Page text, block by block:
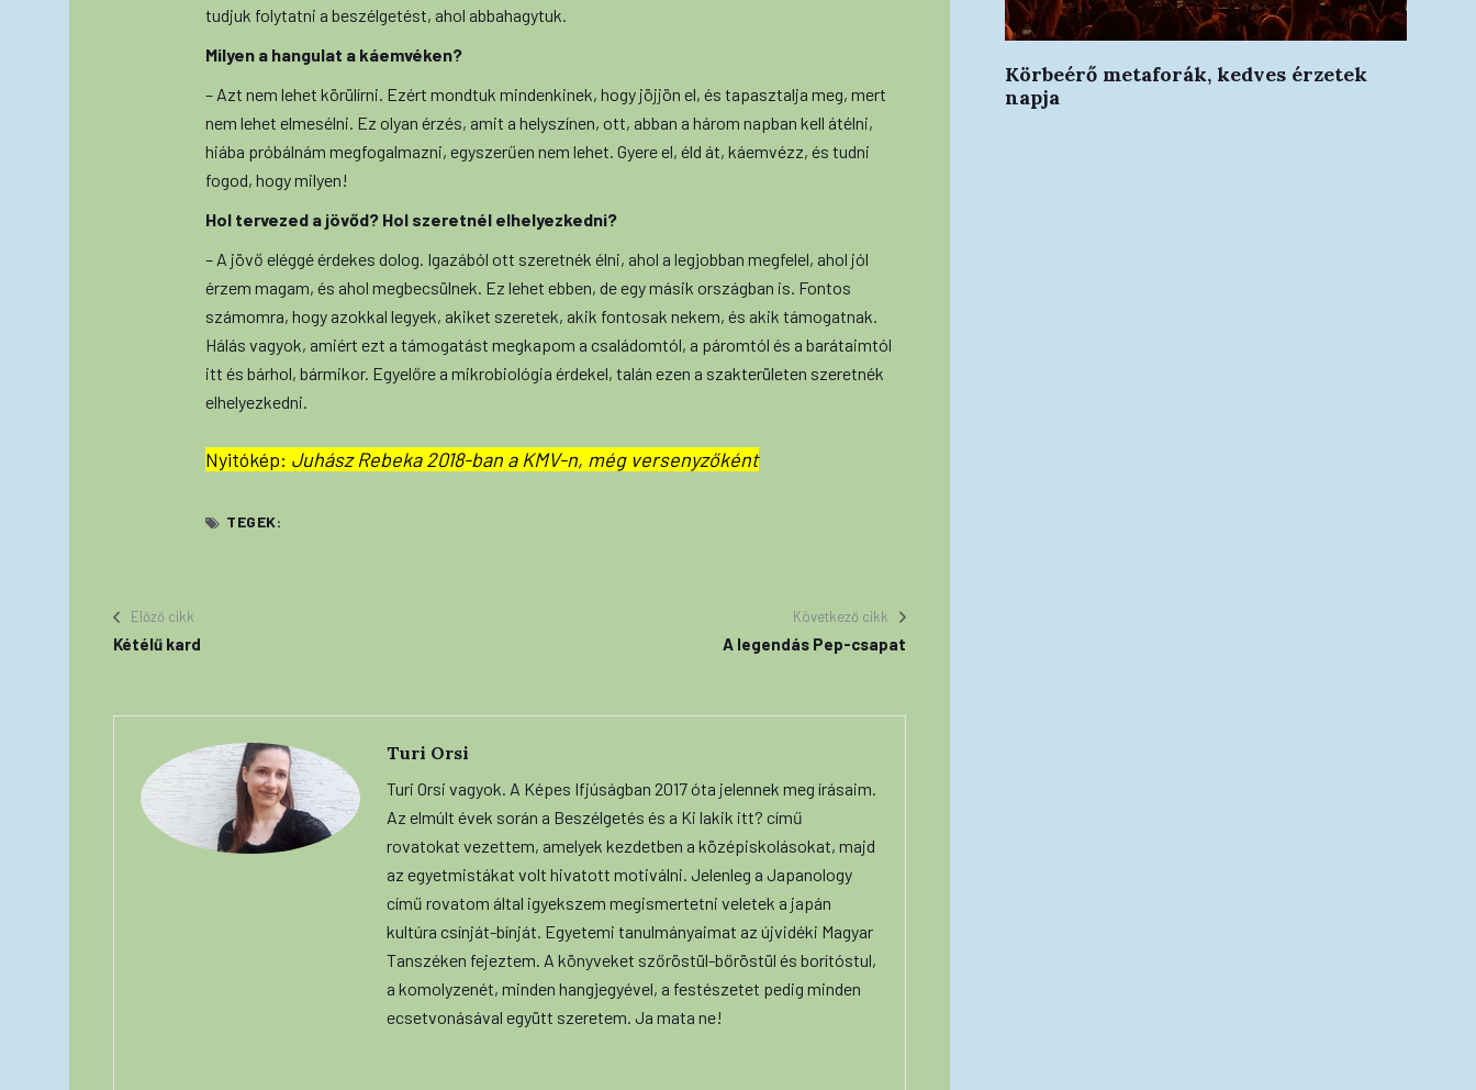
tudjuk folytatni a beszélgetést, ahol abbahagytuk.
Milyen a hangulat a káemvéken?
– Azt nem lehet körülírni. Ezért mondtuk mindenkinek, hogy jöjjön el, és tapasztalja meg, mert
nem lehet elmesélni. Ez olyan érzés, amit a helyszínen, ott, abban a három napban kell átélni,
hiába próbálnám megfogalmazni, egyszerűen nem lehet. Gyere el, éld át, káemvézz, és tudni
fogod, hogy milyen!
Hol tervezed a jövőd? Hol szeretnél elhelyezkedni?
– A jövő eléggé érdekes dolog. Igazából ott szeretnék élni, ahol a legjobban megfelel, ahol jól
érzem magam, és ahol megbecsülnek. Ez lehet ebben, de egy másik országban is. Fontos
számomra, hogy azokkal legyek, akiket szeretek, akik fontosak nekem, és akik támogatnak.
Hálás vagyok, amiért ezt a támogatást megkapom a családomtól, a páromtól és a barátaimtól
itt és bárhol, bármikor. Egyelőre a mikrobiológia érdekel, talán ezen a szakterületen szeretnék
elhelyezkedni.
Nyitókép: Juhász Rebeka 2018-ban a KMV-n, még versenyzőként
TEGEK:
Előző cikk
Kétélű kard
Következő cikk
A legendás Pep-csapat
Turi Orsi
Turi Orsi vagyok. A Képes Ifjúságban 2017 óta jelennek meg írásaim.
Az elmúlt évek során a Beszélgetés és a Ki lakik itt? című
rovatokat vezettem, amelyek kezdetben a középiskolásokat, majd
az egyetmistákat volt hivatott motiválni. Jelenleg a Japanology
című rovatom által igyekszem megismertetni veletek a japán
kultúra csínját-bínját. Egyetemi tanulmányaimat az újvidéki Magyar
Tanszéken fejeztem. A könyveket szőröstül-bőröstül és borítóstul,
a komolyzenét, minden hangjegyével, a festészetet pedig minden
ecsetvonásával együtt szeretem. Ja mata ne!
Körbeérő metaforák, kedves érzetek
napja